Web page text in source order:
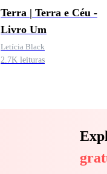
Terra | Terra e Céu -
Livro Um
Letícia Black
2.7K leituras